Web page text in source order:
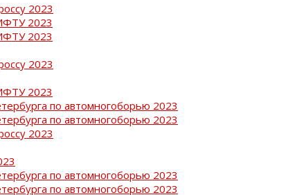
2023
2023
2023
2023
2023
по автомногоборью 2023
по автомногоборью 2023
2023
по автомногоборью 2023
по автомногоборью 2023